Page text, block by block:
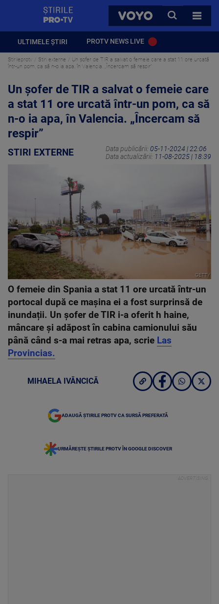
VOYO
CAUTA
TOATE
ULTIMELE ȘTIRI PROTV NEWS LIVE
Stirileprotv Stiri externe
Un șofer de TIR a salvat o femeie care a stat 11 ore urcată
într-un pom, ca să n-o ia apa, în Valencia. „Încercam să respir”
Un șofer de TIR a salvat o femeie care
a stat 11 ore urcată într-un pom, ca să
n-o ia apa, în Valencia. „Încercam să
respir”
STIRI EXTERNE Data publicării: 05-11-2024 | 22:06
Data actualizării: 11-08-2025 | 18:39
GETTY
O femeie din Spania a stat 11 ore urcată într-un
portocal după ce mașina ei a fost surprinsă de
inundații. Un șofer de TIR i-a oferit h haine,
mâncare și adăpost în cabina camionului său
până când s-a mai retras apa, scrie Las
Provincias.
MIHAELA IVĂNCICĂ
ADAUGĂ ȘTIRILE PROTV CA SURSĂ PREFERATĂ
URMĂREȘTE ȘTIRILE PROTV ÎN GOOGLE DISCOVER